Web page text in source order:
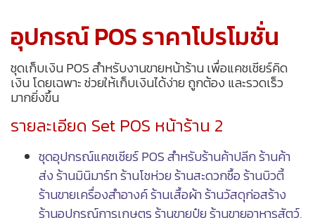
อุปกรณ์ POS ราคาโปรโมชั่น
ชุดเก็บเงิน POS สำหรับงานขายหน้าร้าน เพื่อแคชเชียร์คิด
เงิน โดยเฉพาะ ช่วยให้เก็บเงินได้ง่าย ถูกต้อง และรวดเร็ว
มากยิ่งขึ้น
รายละเอียด Set POS หน้าร้าน 2
ชุดอุปกรณ์แคชเชียร์ POS สำหรับร้านค้าปลีก ร้านค้า
ส่งร้านมินิมาร์ท ร้านโชห่วย ร้านสะดวกซื้อ ร้านบิวตี้
ร้านขายเครื่องสำอางค์ ร้านเสื้อผ้า ร้านวัสดุก่อสร้าง
ร้านอุปกรณ์การเกษตร ร้านขายปุ๋ย ร้านขายอาหารสัตว์,